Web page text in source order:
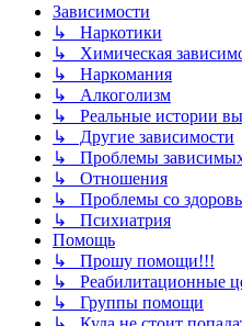
Зависимости
↳ Наркотики
↳ Химическая
↳ Наркомания
↳ Алкоголизм
↳ Реальные истории
↳ Другие зависимости
↳ Проблемы
↳ Отношения
↳ Проблемы со
↳ Психиатрия
Помощь
↳ Прошу помощи!!!
↳ Реабилитационные
↳ Группы помощи